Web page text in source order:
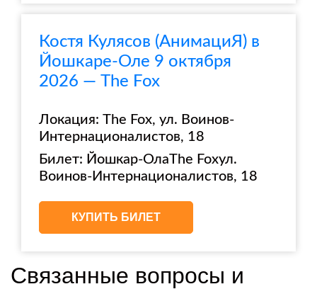
Костя Кулясов (АнимациЯ) в
Йошкаре-Оле 9 октября
2026 — The Fox
Локация: The Fox, ул. Воинов-
Интернационалистов, 18
Билет: Йошкар-ОлаThe Foxул.
Воинов-Интернационалистов, 18
КУПИТЬ БИЛЕТ
Связанные вопросы и